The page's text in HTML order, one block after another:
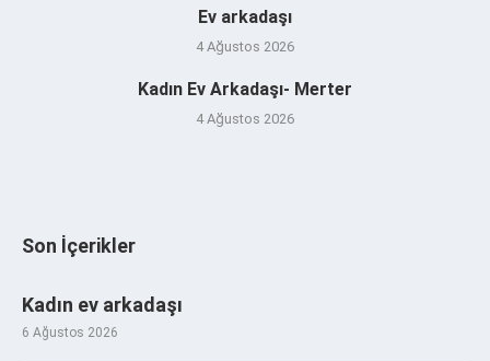
Ev arkadaşı
4 Ağustos 2026
Kadın Ev Arkadaşı- Merter
4 Ağustos 2026
Son İçerikler
Kadın ev arkadaşı
6 Ağustos 2026